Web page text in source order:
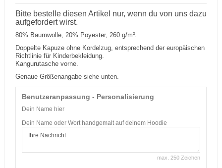
Bitte bestelle diesen Artikel nur, wenn du von uns dazu
aufgefordert wirst.
80% Baumwolle, 20% Poyester, 260 g/m².
Doppelte Kapuze ohne Kordelzug, entsprechend der europäischen
Richtlinie für Kinderbekleidung.
Kangurutasche vorne.
Genaue Größenangabe siehe unten.
Benutzeranpassung - Personalisierung
Dein Name hier
Dein Name oder Wort handgemalt auf deinem Hoodie
max. 250 Zeichen